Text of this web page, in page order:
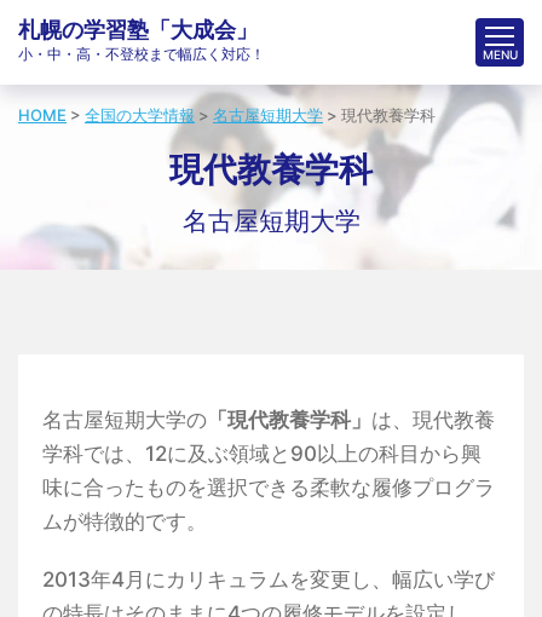
札幌の学習塾「大成会」
小・中・高・不登校まで幅広く対応！
HOME > 全国の大学情報 > 名古屋短期大学 > 現代教養学科
現代教養学科
名古屋短期大学
名古屋短期大学の 「現代教養学科」 は、現代教養
学科では、12に及ぶ領域と90以上の科目から興
味に合ったものを選択できる柔軟な履修プログラ
ムが特徴的です。
2013年4月にカリキュラムを変更し、幅広い学び